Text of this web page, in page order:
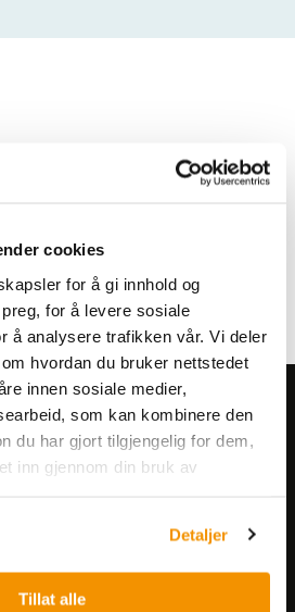
cookies
for å gi innhold og
for å levere sosiale
å analysere trafikken vår. Vi deler
hvordan du bruker nettstedet
innen sosiale medier,
som kan kombinere den
du har gjort tilgjengelig for dem,
inn gjennom din bruk av
Detaljer
Tillat alle
nyhetsbrev!
produkter,
kampanjer.